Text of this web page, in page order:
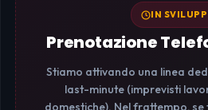
IN
Prenotazione
Stiamo attivando una linea
last-minute (imprevisti
domestiche). Nel frattempo,